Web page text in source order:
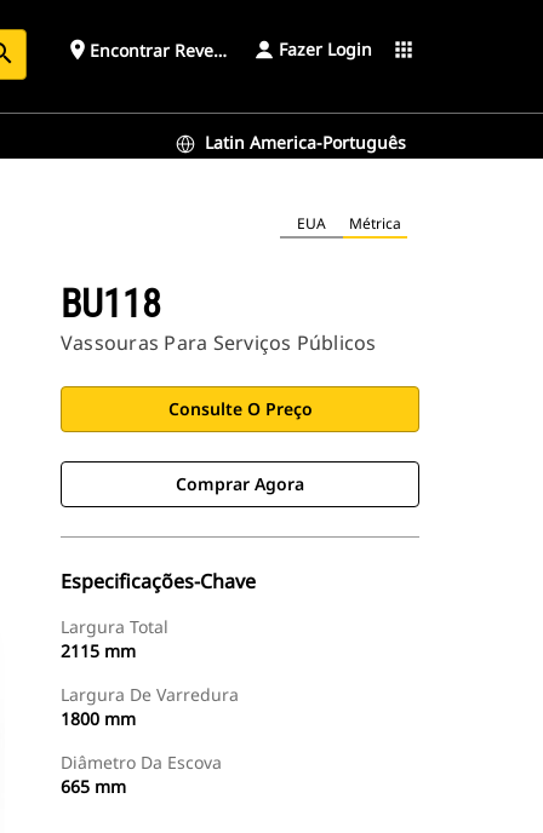
place Encontrar Revendedor Fazer Login apps
Latin America-Português
EUA Métrica
BU118
Vassouras Para Serviços Públicos
Consulte O Preço
Comprar Agora
Especificações-Chave
Largura Total
2115 mm
Largura De Varredura
1800 mm
Diâmetro Da Escova
665 mm